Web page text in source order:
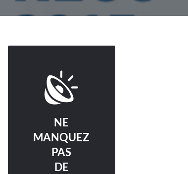
NE
MANQUEZ
PAS
DE